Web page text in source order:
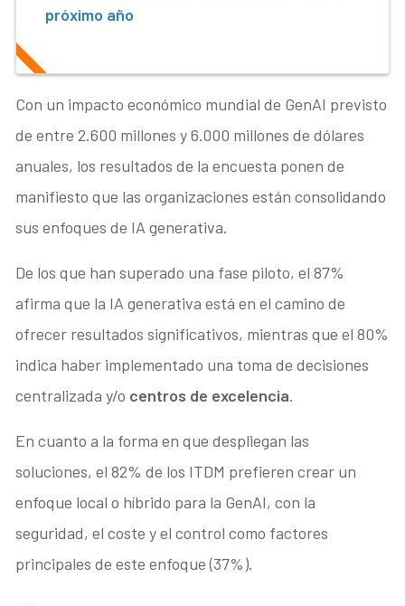
próximo año
Con un impacto económico mundial de GenAI previsto
de entre 2.600 millones y 6.000 millones de dólares
anuales, los resultados de la encuesta ponen de
manifiesto que las organizaciones están consolidando
sus enfoques de IA generativa.
De los que han superado una fase piloto, el 87%
afirma que la IA generativa está en el camino de
ofrecer resultados significativos, mientras que el 80%
indica haber implementado una toma de decisiones
centralizada y/o centros de excelencia.
En cuanto a la forma en que despliegan las
soluciones, el 82% de los ITDM prefieren crear un
enfoque local o híbrido para la GenAI, con la
seguridad, el coste y el control como factores
principales de este enfoque (37%).